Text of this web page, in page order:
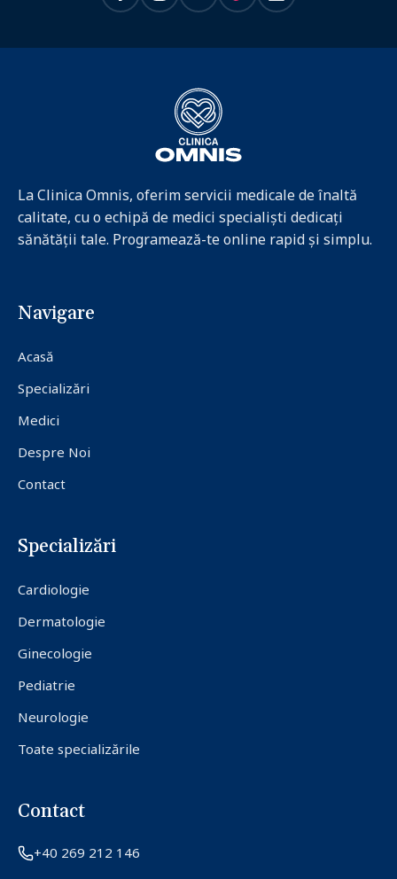
La Clinica Omnis, oferim servicii medicale de înaltă
calitate, cu o echipă de medici specialiști dedicați
sănătății tale. Programează-te online rapid și simplu.
Navigare
Acasă
Specializări
Medici
Despre Noi
Contact
Specializări
Cardiologie
Dermatologie
Ginecologie
Pediatrie
Neurologie
Toate specializările
Contact
+40 269 212 146